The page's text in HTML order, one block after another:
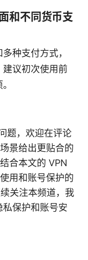
和不同货币支
种支付方式，
议初次使用前
题，欢迎在评论
景给出更贴合的
合本文的 VPN
用和账号保护的
关注本频道，我
保护和账号安